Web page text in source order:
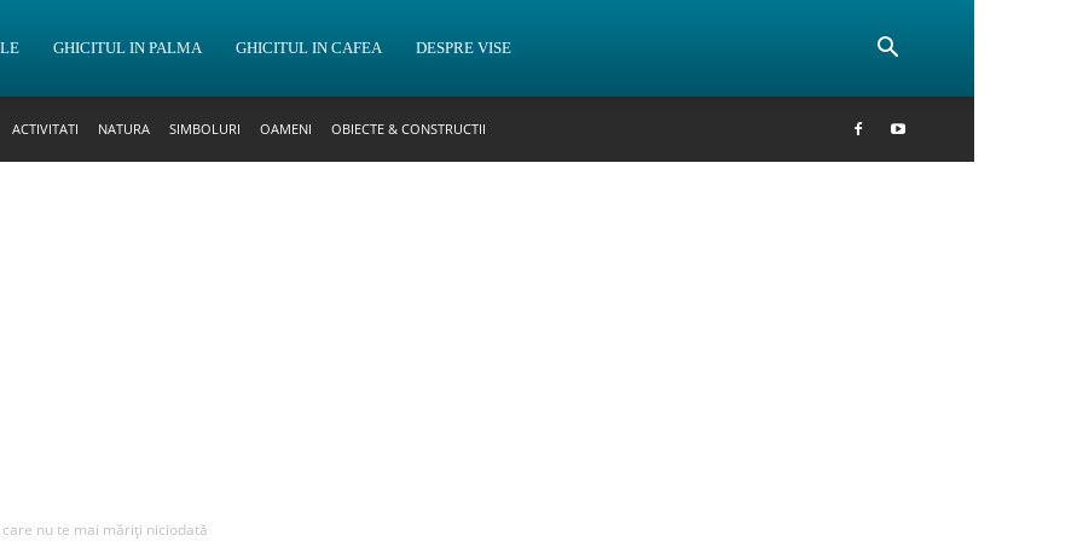
GHICITUL IN PALMA GHICITUL IN CAFEA DESPRE VISE
ACTIVITATI NATURA SIMBOLURI OAMENI OBIECTE & CONSTRUCTII
nu te mai măriți niciodată